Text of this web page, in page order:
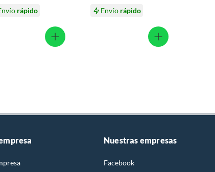
rápido
Envío rápido
Nuestras empresas
Facebook